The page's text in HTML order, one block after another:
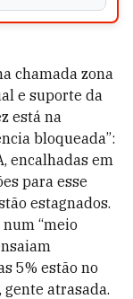
chamada zona
e suporte da
está na
bloqueada”:
encalhadas em
para esse
estagnados.
“meio
5% estão no
atrasada.